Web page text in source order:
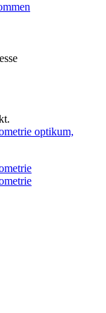
optikum,